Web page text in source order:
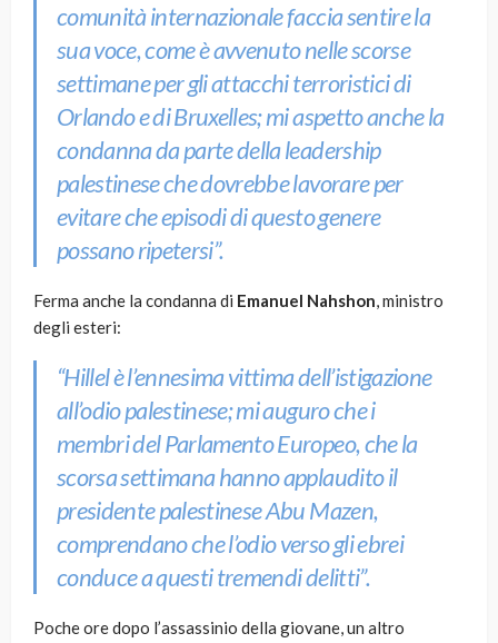
comunità internazionale faccia sentire la
sua voce, come è avvenuto nelle scorse
settimane per gli attacchi terroristici di
Orlando e di Bruxelles; mi aspetto anche la
condanna da parte della leadership
palestinese che dovrebbe lavorare per
evitare che episodi di questo genere
possano ripetersi”.
Ferma anche la condanna di Emanuel Nahshon, ministro
degli esteri:
“Hillel è l’ennesima vittima dell’istigazione
all’odio palestinese; mi auguro che i
membri del Parlamento Europeo, che la
scorsa settimana hanno applaudito il
presidente palestinese Abu Mazen,
comprendano che l’odio verso gli ebrei
conduce a questi tremendi delitti”.
Poche ore dopo l’assassinio della giovane, un altro